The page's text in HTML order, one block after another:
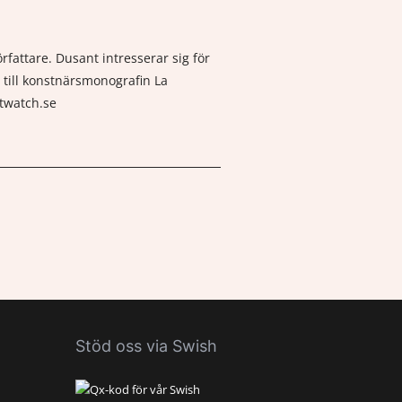
Dusant intresserar sig för
konstnärsmonografin La
Stöd oss via Swish